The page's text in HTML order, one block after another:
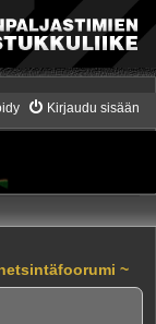
Kirjaudu sisään
~